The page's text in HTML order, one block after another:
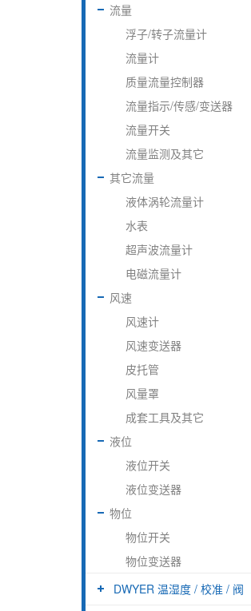
流量
浮子/转子流量计
流量计
质量流量控制器
流量指示/传感/变送器
流量开关
流量监测及其它
其它流量
液体涡轮流量计
水表
超声波流量计
电磁流量计
风速
风速计
风速变送器
皮托管
风量罩
成套工具及其它
液位
液位开关
液位变送器
物位
物位开关
物位变送器
DWYER 温湿度 / 校准 / 阀